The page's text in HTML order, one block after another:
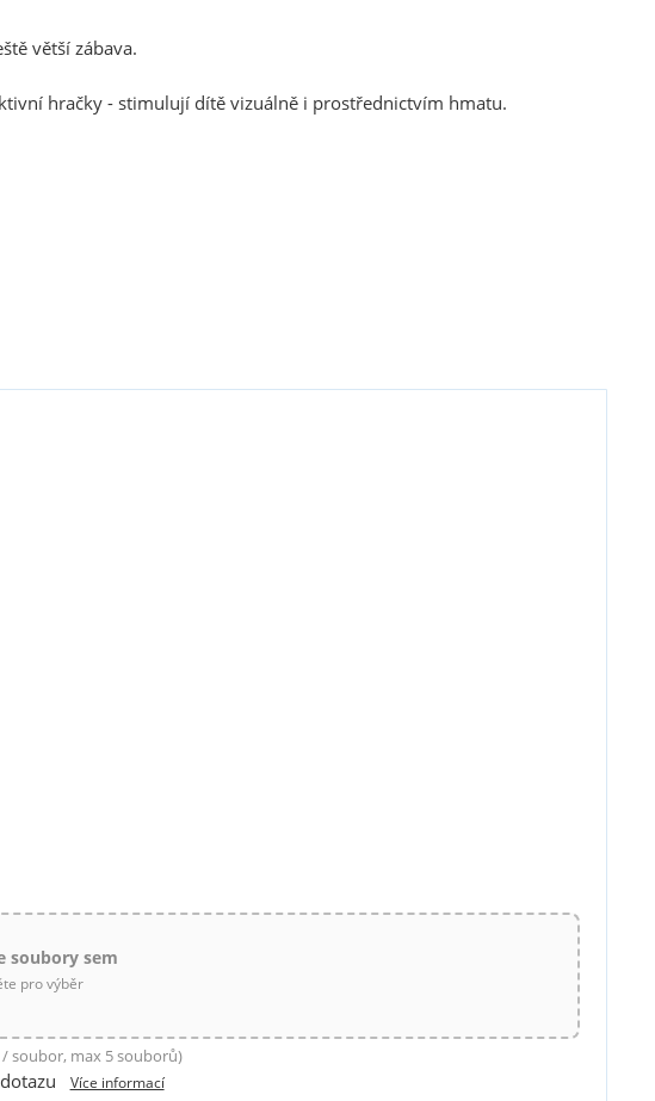
větší zábava.
hračky - stimulují dítě vizuálně i prostřednictvím hmatu.
soubory sem
pro výběr
/ soubor, max 5 souborů)
Více informací